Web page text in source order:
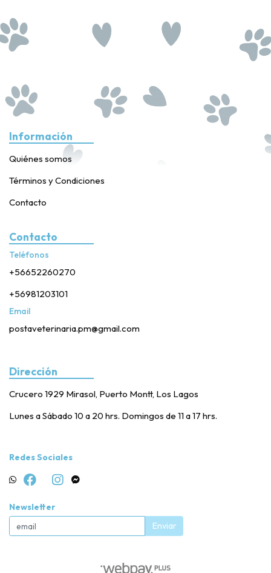
Información
Quiénes somos
Términos y Condiciones
Contacto
Contacto
Teléfonos
+56652260270
+56981203101
Email
postaveterinaria.pm@gmail.com
Dirección
Crucero 1929 Mirasol, Puerto Montt, Los Lagos
Lunes a Sábado 10 a 20 hrs. Domingos de 11 a 17 hrs.
Redes Sociales
Newsletter
Enviar